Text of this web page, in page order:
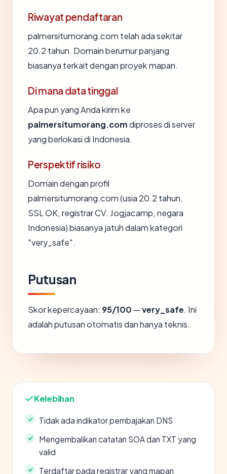
Riwayat pendaftaran
palmersitumorang.com telah ada sekitar
20.2 tahun. Domain berumur panjang
biasanya terkait dengan proyek mapan.
Di mana data tinggal
Apa pun yang Anda kirim ke
palmersitumorang.comdiproses di server
yang berlokasi di Indonesia.
Perspektif risiko
Domain dengan profil
palmersitumorang.com (usia 20.2 tahun,
SSL OK, registrar CV. Jogjacamp, negara
Indonesia) biasanya jatuh dalam kategori
"very_safe".
Putusan
Skor kepercayaan: 95/100 —very_safe. Ini
adalah putusan otomatis dan hanya teknis.
Kelebihan
Tidak ada indikator pembajakan DNS
Mengembalikan catatan SOA dan TXT yang
valid
Terdaftar pada registrar yang mapan